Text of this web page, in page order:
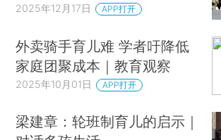
2025年12月17日 APP打开
外卖骑手育儿难 学者吁降低
家庭团聚成本｜教育观察
2025年10月01日 APP打开
梁建章：轮班制育儿的启示｜